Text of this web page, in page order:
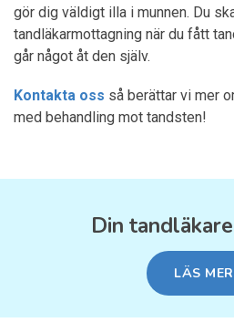
gör dig väldigt illa i munnen. Du
tandläkarmottagning när du fått
går något åt den själv.
Kontakta oss så berättar vi mer
med behandling mot tandsten!
Din
LÄS MER